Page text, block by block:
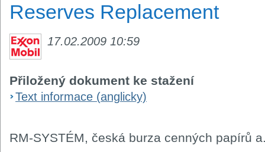
Reserves Replacement
17.02.2009 10:59
Přiložený dokument ke stažení
Text informace (anglicky)
RM-SYSTÉM, česká burza cenných papírů